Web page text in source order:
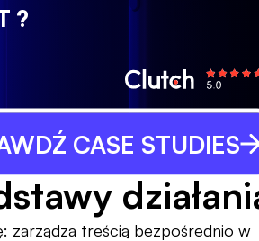
?
CASE STUDIES
zarządza treścią bezpośrednio w